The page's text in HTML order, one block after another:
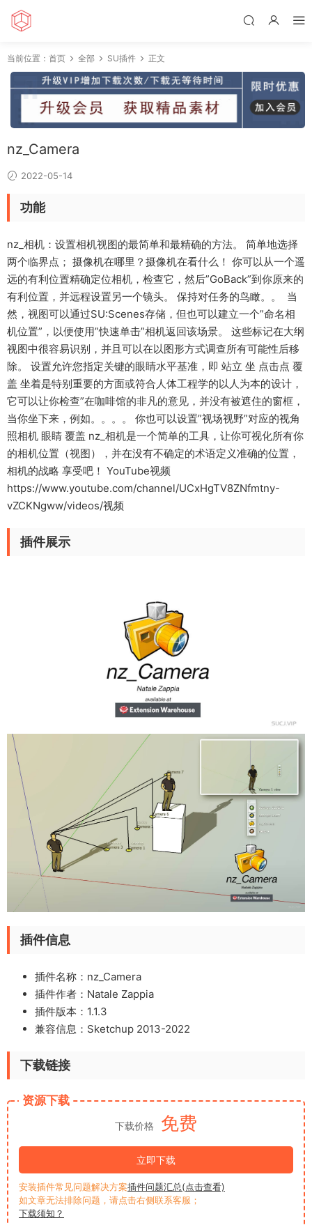
当前位置： 首页 全部 SU插件 正文
nz_Camera
2022-05-14
功能
nz_相机：设置相机视图的最简单和最精确的方法。 简单地选择
两个临界点； 摄像机在哪里？摄像机在看什么！ 你可以从一个遥
远的有利位置精确定位相机，检查它，然后”GoBack”到你原来的
有利位置，并远程设置另一个镜头。 保持对任务的鸟瞰。。 当
然，视图可以通过SU:Scenes存储，但也可以建立一个”命名相
机位置”，以便使用”快速单击”相机返回该场景。 这些标记在大纲
视图中很容易识别，并且可以在以图形方式调查所有可能性后移
除。 设置允许您指定关键的眼睛水平基准，即 站立 坐 点击点 覆
盖 坐着是特别重要的方面或符合人体工程学的以人为本的设计，
它可以让你检查”在咖啡馆的非凡的意见，并没有被遮住的窗框，
当你坐下来，例如。。。。 你也可以设置”视场视野”对应的视角
照相机 眼睛 覆盖 nz_相机是一个简单的工具，让你可视化所有你
的相机位置（视图），并在没有不确定的术语定义准确的位置，
相机的战略 享受吧！ YouTube视频
https://www.youtube.com/channel/UCxHgTV8ZNfmtny-
vZCKNgww/videos/视频
插件展示
插件信息
插件名称：nz_Camera
插件作者：Natale Zappia
插件版本：1.1.3
兼容信息：Sketchup 2013-2022
下载链接
资源下载
下载价格 免费
立即下载
安装插件常见问题解决方案插件问题汇总(点击查看)
如文章无法排除问题，请点击右侧联系客服；
下载须知？